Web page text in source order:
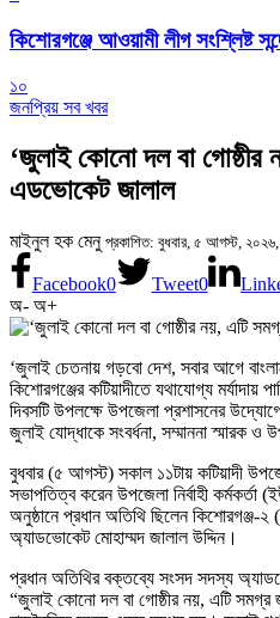
কিশোরগঞ্জে আওয়ামী লীগ সংশ্লিষ্ট
১০
জনপ্রিয় সব খবর
‘জুলাই কোনো দল বা গোষ্ঠীর
এডভোকেট জালাল
মাইনুল হক মেনু প্রকাশিত: বুধবার, ৫ আগস্ট,
Facebook0 Tweet0
অ- অ+
‘জুলাই চেতনায় গড়বো দেশ, সবার আগে
কিশোরগঞ্জের কটিয়াদীতে যথাযোগ্য
দিবসটি উপলক্ষে উপজেলা প্রশাসনের
জুলাই যোদ্ধাকে সংবর্ধনা, সম্মাননা স্মারক ও
বুধবার (৫ আগস্ট) সকাল ১১টায় কটিয়াদী
সভাপতিত্ব করেন উপজেলা নির্বাহী
অনুষ্ঠানে প্রধান অতিথি ছিলেন কিশোরগঞ্জ-২
অ্যাডভোকেট মোহাম্মদ জালাল উদ্দিন।
প্রধান অতিথির বক্তব্যে সংসদ সদস্য
“জুলাই কোনো দল বা গোষ্ঠীর নয়, এটি